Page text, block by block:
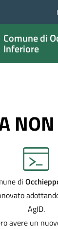
Comune di
Inferiore
di
AgID.
avere un